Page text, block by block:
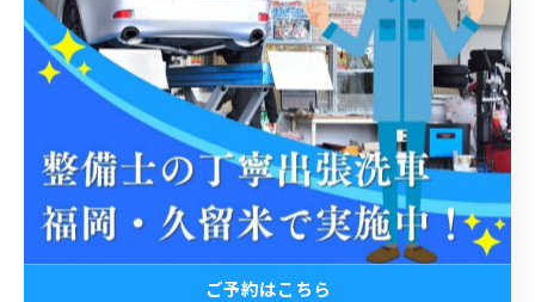
2026/05/02
5/10 むなかたキッズフェスタ 子どものお仕事体験
2026/04/30
「気づけば“毎日投稿”やってました😂」
ご予約はこちら